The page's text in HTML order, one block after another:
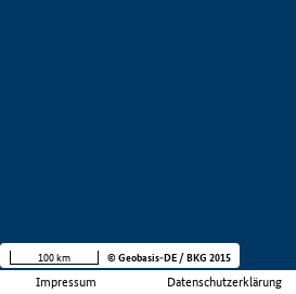
Impressum Datenschutzerklärung
100 km © Geobasis-DE / BKG 2015